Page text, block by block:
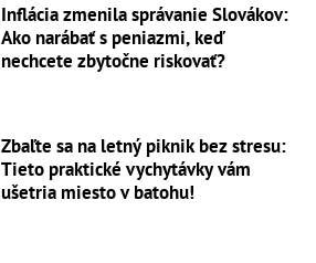
Inflácia zmenila správanie Slovákov:
Ako narábať s peniazmi, keď
nechcete zbytočne riskovať?
Zbaľte sa na letný piknik bez stresu:
Tieto praktické vychytávky vám
ušetria miesto v batohu!